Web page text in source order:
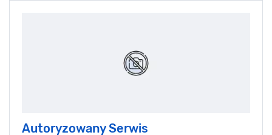
Autoryzowany Serwis